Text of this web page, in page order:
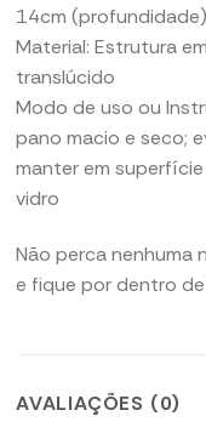
14cm (profundidade)
Material: Estrutura
translúcido
Modo de uso ou
pano macio e seco;
manter em
vidro
Não perca nenhuma
e fique por dentro
AVALIAÇÕES (0)